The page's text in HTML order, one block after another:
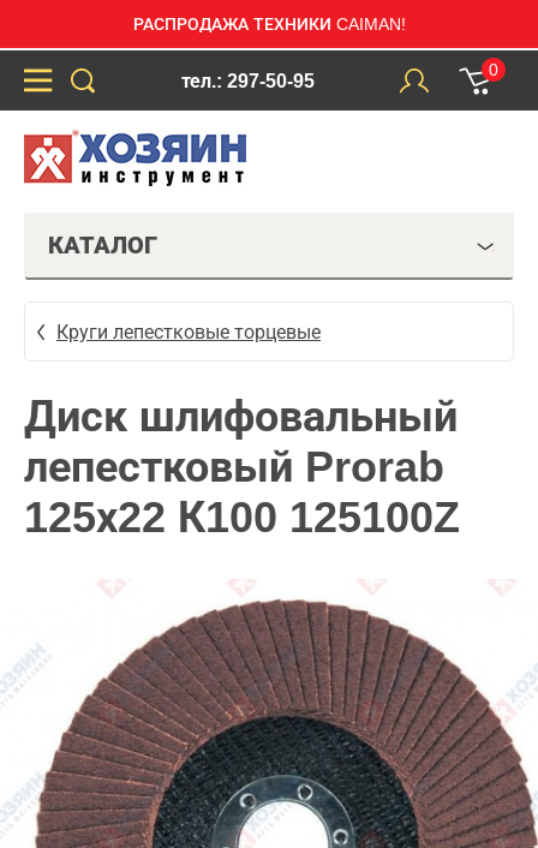
РАСПРОДАЖА ТЕХНИКИ CAIMAN!
тел.: 297-50-95
0
КАТАЛОГ
Круги лепестковые торцевые
Диск шлифовальный
лепестковый Prorab
125х22 К100 125100Z